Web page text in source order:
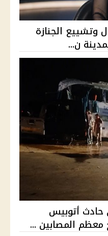
وتشييع الجنازة
ن...
وإصابة 13 في حادث أتوبيس
المصابين ...